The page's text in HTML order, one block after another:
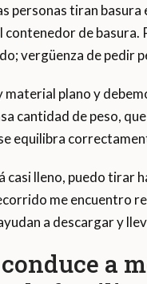
personas tiran
contenedor de
vergüenza de pedir
material plano y
cantidad de peso,
equilibra
casi lleno, puedo tirar
me encuentro
a descargar y
a